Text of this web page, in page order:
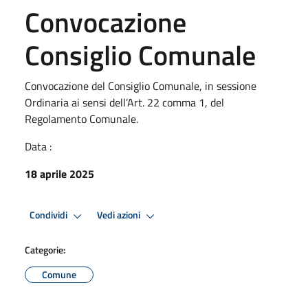
Convocazione
Consiglio Comunale
Convocazione del Consiglio Comunale, in sessione
Ordinaria ai sensi dell’Art. 22 comma 1, del
Regolamento Comunale.
Data :
18 aprile 2025
Condividi Vedi azioni
Categorie:
Comune